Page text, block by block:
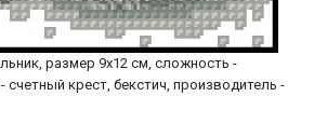
размер 9х12 см, сложность -
счетный крест, бекстич, производитель -